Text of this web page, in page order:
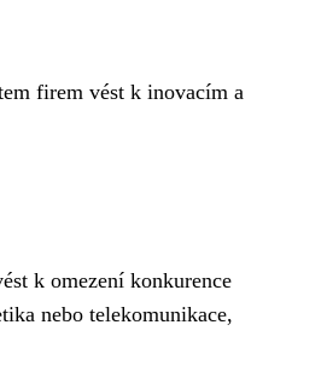
firem vést k inovacím a
k omezení konkurence
nebo telekomunikace,